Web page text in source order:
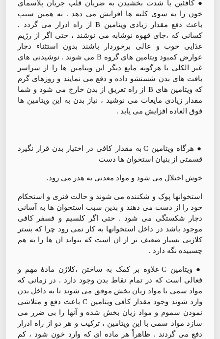
● کافئین با شدت بخشیدن به ضربان قلب جریان پلاسمای
خون را به سوی کلیه ها افزایش می دهد . به همین سبب
باعث دفع مقدار زیادی ویتامین B از راه ادرار می گردد .
کسانی که ،چای قهوه نوشابه می نوشند ، حتی اگر از رژیم
غذایی خوب و عالی برخوردار باشند بدون استثناء دچار
عوارض کمبود ویتامین های گروه B می شوند . نوشیدنی های
غیر الکلی یا هرگونه مایع دیگر این ویتامین ها را از سراسر
بافت های بدن شستشو داده و دفع می نمایند و روزهای گرم
که ویتامین های B از راه تعریق از بدن خارج می شود و شما
مقدار زیادی مایعات می نوشید ، نیاز بدن به این ویتامین ها
فوق العاده افزایش می یابد .
● هرگاه ویتامین C به مقدار کافی در اختیار بدن قرار نگیرد
قسمتی از بنیان استخوان ها دست
خوش اختلال می شود و مواد معدنی به هدر می رود.
استخوانها پوک و شکننده می شوند و حالت فنری و استحکام
خود را از دست می دهند و بدین سبب استخوان ها به آسانی
دچار شکستگی می شود . حتی اگر کلسیم و فسفر کافی
موجود باشد در داخل استخوانها به کار نمی رود چرا که بستر
کلاژنی بسیار ضعیف تر از ان است که بتواند ان ها را به هم
چسبیده نگه دارد .
● ويتامين C علاوه بر کمک به ساختن ،کلاژن مادۀ مهم و
فعالی است که در تمام نقاط بدن وجود دارد . در زمانی که
مواد سمی یا مواد زیان بخش موفق می شوند تا به داخل بدن
وارد شوند وجود مقدار کافی ویتامین C باعث دفع و متلاشی
نمودن سموم و مواد زیان بخش شده و آنها را بی ضرر می
سازد مواد سمی با این ویتامین ، ترکیب و هر دو از راه ادرار
دفع می گردند . ظاهراً هر ماده ای که وارد خون شود ، كم